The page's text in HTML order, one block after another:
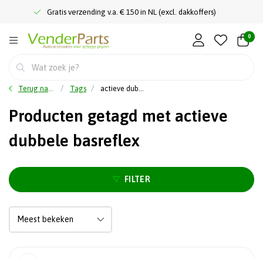
Gratis verzending v.a. € 150 in NL (excl. dakkoffers)
0
Terug naar home Tags actieve dubbele basreflex
Producten getagd met actieve
dubbele basreflex
FILTER